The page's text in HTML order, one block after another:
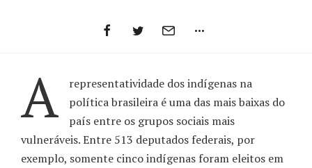
A
representatividade dos indígenas na
política brasileira é uma das mais baixas do
país entre os grupos sociais mais
vulneráveis. Entre 513 deputados federais, por
exemplo, somente cinco indígenas foram eleitos em